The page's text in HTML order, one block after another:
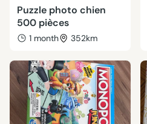
Puzzle photo chien
500 pièces
1 month 352km